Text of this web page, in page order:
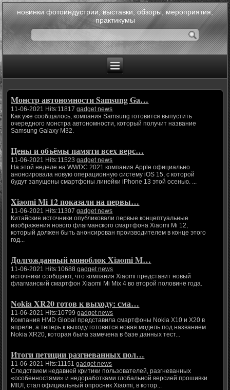
новинки фотоиндустрии, выставки, обзоры, мероприятия,
практикумы
Монстр автономности Samsung Ga…
11-06-2021 Hits:11817gadget news
Как уже сообщалось, компания Samsung готовится выпустить
очередного монстра автономности, который получит название
Samsung Galaxy M32.
Цены и объёмы памяти всех верс…
11-06-2021 Hits:11523gadget news
На этой неделе на WWDC 2021 компания Apple официально
анонсировала новую операционную систему iOS 15, с которой
будут запущены смартфоны линейки iPhone 13 этой осенью. ...
Xiaomi Mi 12 показали на первы…
11-06-2021 Hits:11307gadget news
Китайские источники опубликовали первые концептуальные
изображения нового флагманского смартфона Xiaomi Mi 12,
который должен быть анонсирован производителем в конце этого
год...
Долгожданный моноблок Xiaomi M…
11-06-2021 Hits:10688gadget news
источники сообщают, что компания Xiaomi представит новый
флагманский смартфон Xiaomi Mi Mix 4 во второй половине года.
Nokia XR20 готов к выходу: сма…
11-06-2021 Hits:10799gadget news
Компания HMD Global представила смартфоны Nokia X10 и X20 в
апреле, а теперь к выходу готовится новая модель под названием
Nokia XR20, которая была замечена в базе данных тест...
Итоги петиции разгневанных пол…
11-06-2021 Hits:11151gadget news
Следствием недавней критики пользователей, разгневанных
«особенностями» и недоработками глобальной версией прошивки
MIUI, стал официальный опросник Xiaomi, в котор...